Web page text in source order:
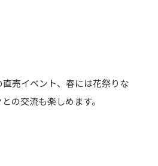
売イベント、春には花祭りな
の交流も楽しめます。